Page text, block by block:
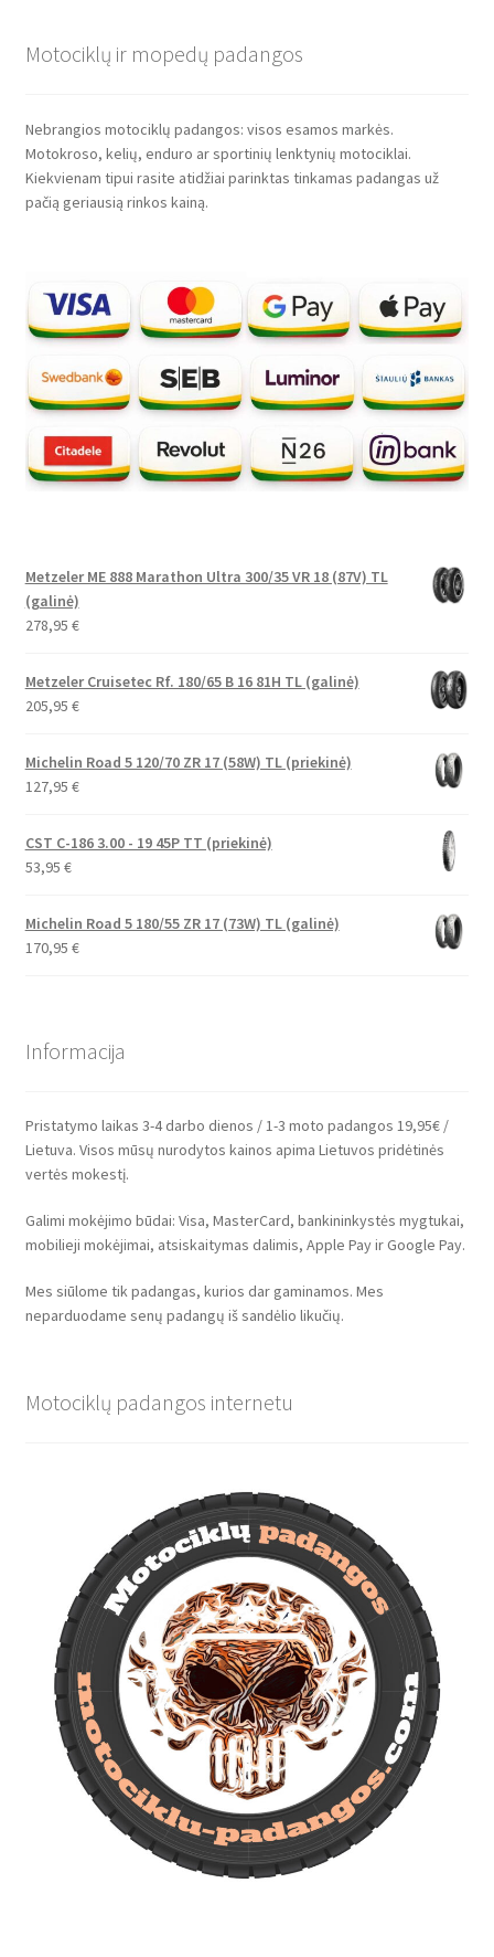
Motociklų ir mopedų padangos
Nebrangios motociklų padangos: visos esamos markės.
Motokroso, kelių, enduro ar sportinių lenktynių motociklai.
Kiekvienam tipui rasite atidžiai parinktas tinkamas padangas už
pačią geriausią rinkos kainą.
Metzeler ME 888 Marathon Ultra 300/35 VR 18 (87V) TL
(galinė)
278,95 €
Metzeler Cruisetec Rf. 180/65 B 16 81H TL (galinė)
205,95 €
Michelin Road 5 120/70 ZR 17 (58W) TL (priekinė)
127,95 €
CST C-186 3.00 - 19 45P TT (priekinė)
53,95 €
Michelin Road 5 180/55 ZR 17 (73W) TL (galinė)
170,95 €
Informacija
Pristatymo laikas 3-4 darbo dienos / 1-3 moto padangos 19,95€ /
Lietuva. Visos mūsų nurodytos kainos apima Lietuvos pridėtinės
vertės mokestį.
Galimi mokėjimo būdai: Visa, MasterCard, bankininkystės mygtukai,
mobilieji mokėjimai, atsiskaitymas dalimis, Apple Pay ir Google Pay.
Mes siūlome tik padangas, kurios dar gaminamos. Mes
neparduodame senų padangų iš sandėlio likučių.
Motociklų padangos internetu